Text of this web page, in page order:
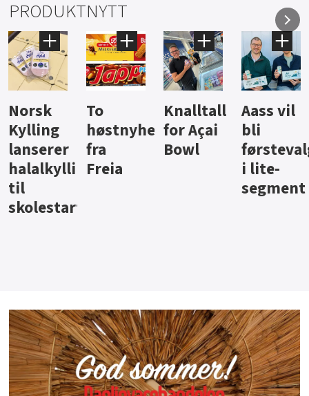
PRODUKTNYTT
Knalltall
for Açai
Bowl
Aass vil
bli
førstevalg
i lite-
Brus og
jus fra
Berentsen
Hard
iste fra
Hansa